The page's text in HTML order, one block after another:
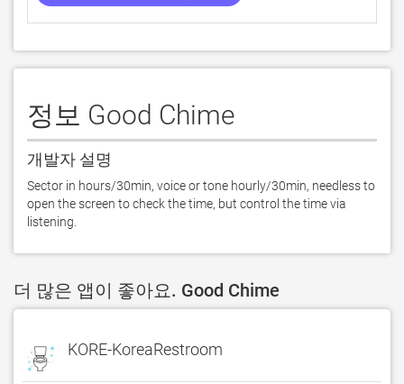
정보 Good Chime
개발자 설명
Sector in hours/30min, voice or tone hourly/30min, needless to
open the screen to check the time, but control the time via
listening.
더 많은 앱이 좋아요. Good Chime
KORE-KoreaRestroom